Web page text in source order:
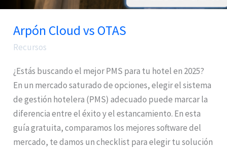
Arpón Cloud vs OTAS
Recursos
¿Estás buscando el mejor PMS para tu hotel en 2025?
En un mercado saturado de opciones, elegir el sistema
de gestión hotelera (PMS) adecuado puede marcar la
diferencia entre el éxito y el estancamiento. En esta
guía gratuita, comparamos los mejores software del
mercado, te damos un checklist para elegir tu solución